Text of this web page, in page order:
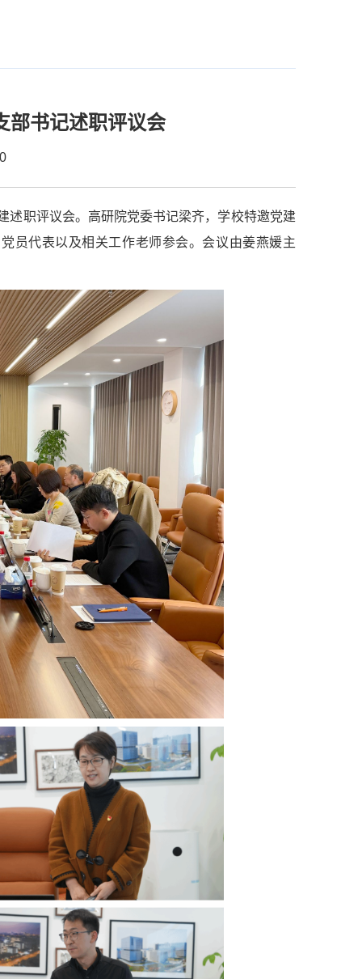
部书记述职评议会
述职评议会。高研院党委书记梁齐，学校特邀党建
员代表以及相关工作老师参会。会议由姜燕媛主